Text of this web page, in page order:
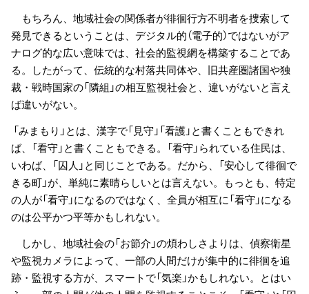
もちろん、地域社会の関係者が徘徊行方不明者を捜索して
発見できるということは、デジタル的（電子的）ではないがア
ナログ的な広い意味では、社会的監視網を構築することであ
る。したがって、伝統的な村落共同体や、旧共産圏諸国や独
裁・戦時国家の「隣組」の相互監視社会と、違いがないと言え
ば違いがない。
「みまもり」とは、漢字で「見守」「看護」と書くこともできれ
ば、「看守」と書くこともできる。「看守」られている住民は、
いわば、「囚人」と同じことである。だから、「安心して徘徊で
きる町」が、単純に素晴らしいとは言えない。もっとも、特定
の人が「看守」になるのではなく、全員が相互に「看守」になる
のは公平かつ平等かもしれない。
しかし、地域社会の「お節介」の煩わしさよりは、偵察衛星
や監視カメラによって、一部の人間だけが集中的に徘徊を追
跡・監視する方が、スマートで「気楽」かもしれない。とはい